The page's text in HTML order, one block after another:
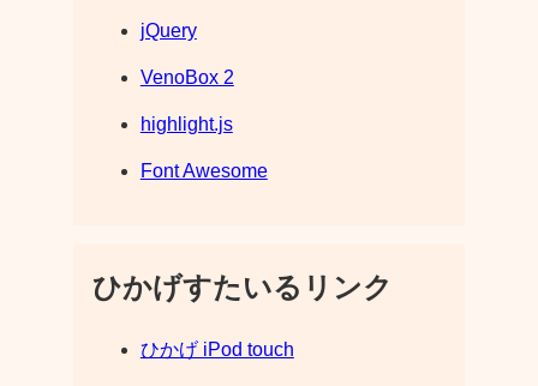
jQuery
VenoBox 2
highlight.js
Font Awesome
ひかげすたいるリンク
ひかげ iPod touch